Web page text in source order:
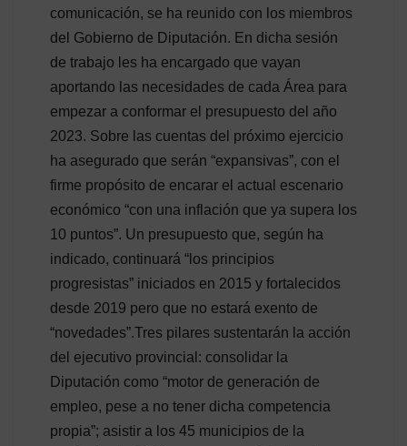
comunicación, se ha reunido con los miembros
del Gobierno de Diputación. En dicha sesión
de trabajo les ha encargado que vayan
aportando las necesidades de cada Área para
empezar a conformar el presupuesto del año
2023. Sobre las cuentas del próximo ejercicio
ha asegurado que serán “expansivas”, con el
firme propósito de encarar el actual escenario
económico “con una inflación que ya supera los
10 puntos”. Un presupuesto que, según ha
indicado, continuará “los principios
progresistas” iniciados en 2015 y fortalecidos
desde 2019 pero que no estará exento de
“novedades”.Tres pilares sustentarán la acción
del ejecutivo provincial: consolidar la
Diputación como “motor de generación de
empleo, pese a no tener dicha competencia
propia”; asistir a los 45 municipios de la